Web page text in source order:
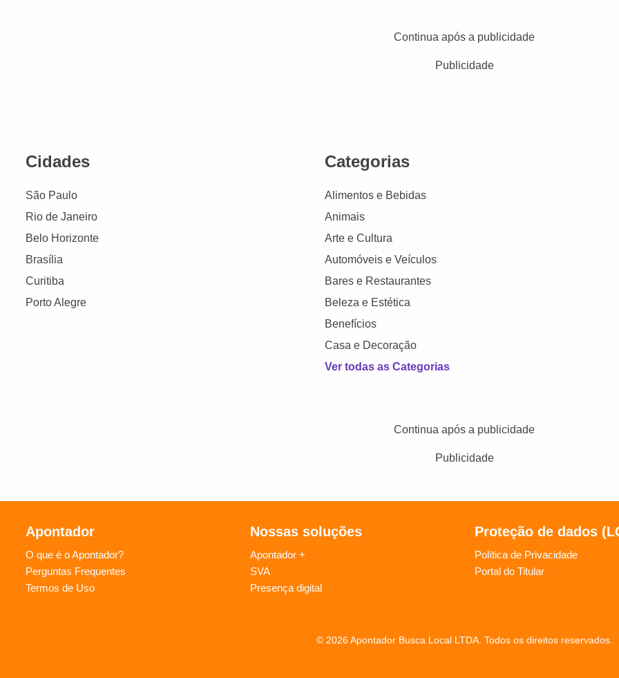
Continua após a publicidade
Publicidade
Cidades
São Paulo
Rio de Janeiro
Belo Horizonte
Brasília
Curitiba
Porto Alegre
Categorias
Alimentos e Bebidas
Animais
Arte e Cultura
Automóveis e Veículos
Bares e Restaurantes
Beleza e Estética
Benefícios
Casa e Decoração
Ver todas as Categorias
Continua após a publicidade
Publicidade
Apontador
O que é o Apontador?
Perguntas Frequentes
Termos de Uso
Nossas soluções
Apontador +
SVA
Presença digital
Proteção de dados
Política de Privacidade
Portal do Titular
© 2026 Apontador Busca Local LTDA. Todos os direitos reservados.